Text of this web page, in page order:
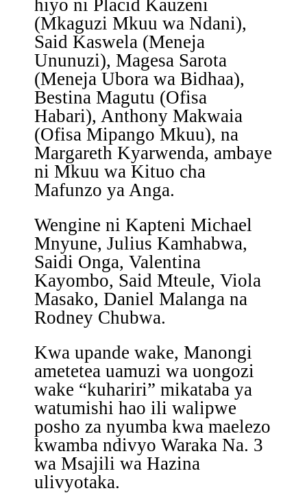
hiyo ni Placid Kauzeni
(Mkaguzi Mkuu wa Ndani),
Said Kaswela (Meneja
Ununuzi), Magesa Sarota
(Meneja Ubora wa Bidhaa),
Bestina Magutu (Ofisa
Habari), Anthony Makwaia
(Ofisa Mipango Mkuu), na
Margareth Kyarwenda, ambaye
ni Mkuu wa Kituo cha
Mafunzo ya Anga.
Wengine ni Kapteni Michael
Mnyune, Julius Kamhabwa,
Saidi Onga, Valentina
Kayombo, Said Mteule, Viola
Masako, Daniel Malanga na
Rodney Chubwa.
Kwa upande wake, Manongi
ametetea uamuzi wa uongozi
wake “kuhariri” mikataba ya
watumishi hao ili walipwe
posho za nyumba kwa maelezo
kwamba ndivyo Waraka Na. 3
wa Msajili wa Hazina
ulivyotaka.